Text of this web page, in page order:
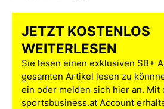
JETZT KOSTENLOS
WEITERLESEN
Sie lesen einen exklusiven SB+
gesamten Artikel lesen zu
ein oder melden sich hier an. Mit
sportsbusiness.at Account